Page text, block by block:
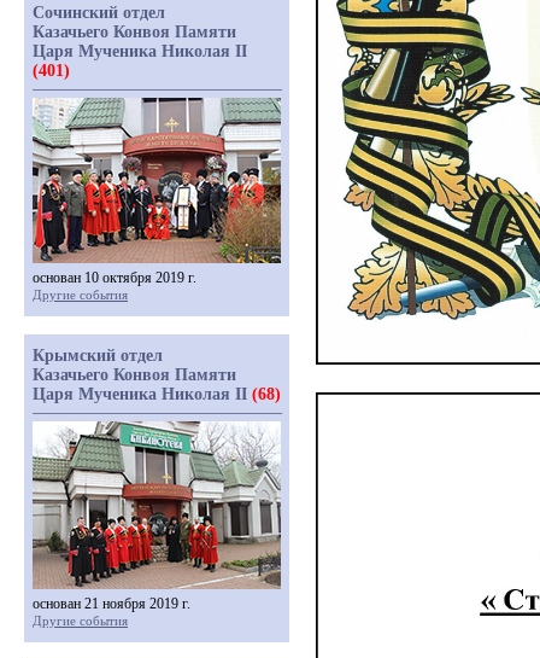
Сочинский отдел
Казачьего Конвоя Памяти
Царя Мученика Николая II
(401)
основан 10 октября 2019 г.
Другие события
Крымский отдел
Казачьего Конвоя Памяти
Царя Мученика Николая II (68)
основан 21 ноября 2019 г.
Другие события